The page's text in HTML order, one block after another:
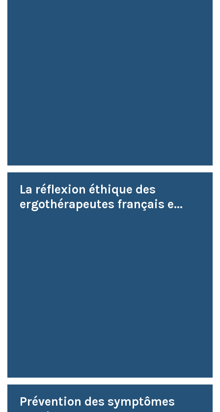
La réflexion éthique des
ergothérapeutes français e...
Prévention des symptômes